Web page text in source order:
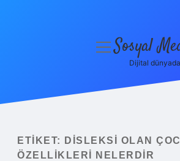
Yasal Uyarı
menüyüSosyal
Dijital
ETIKET:
DISLEKSI OLAN
ÖZELLIKLERI NELERDIR